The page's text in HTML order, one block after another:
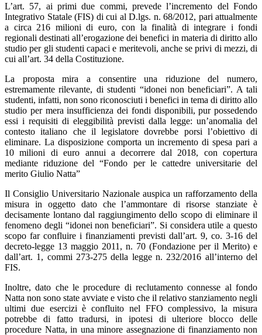
L’art. 57, ai primi due commi, prevede l’incremento del Fondo
Integrativo Statale (FIS) di cui al D.lgs. n. 68/2012, pari attualmente
a circa 216 milioni di euro, con la finalità di integrare i fondi
regionali destinati all’erogazione dei benefici in materia di diritto allo
studio per gli studenti capaci e meritevoli, anche se privi di mezzi, di
cui all’art. 34 della Costituzione.
La proposta mira a consentire una riduzione del numero,
estremamente rilevante, di studenti “idonei non beneficiari”. A tali
studenti, infatti, non sono riconosciuti i benefici in tema di diritto allo
studio per mera insufficienza dei fondi disponibili, pur possedendo
essi i requisiti di eleggibilità previsti dalla legge: un’anomalia del
contesto italiano che il legislatore dovrebbe porsi l’obiettivo di
eliminare. La disposizione comporta un incremento di spesa pari a
10 milioni di euro annui a decorrere dal 2018, con copertura
mediante riduzione del “Fondo per le cattedre universitarie del
merito Giulio Natta”
Il Consiglio Universitario Nazionale auspica un rafforzamento della
misura in oggetto dato che l’ammontare di risorse stanziate è
decisamente lontano dal raggiungimento dello scopo di eliminare il
fenomeno degli “idonei non beneficiari”. Si considera utile a questo
scopo far confluire i finanziamenti previsti dall’art. 9, co. 3-16 del
decreto-legge 13 maggio 2011, n. 70 (Fondazione per il Merito) e
dall’art. 1, commi 273-275 della legge n. 232/2016 all’interno del
FIS.
Inoltre, dato che le procedure di reclutamento connesse al fondo
Natta non sono state avviate e visto che il relativo stanziamento negli
ultimi due esercizi è confluito nel FFO complessivo, la misura
potrebbe di fatto tradursi, in ipotesi di ulteriore blocco delle
procedure Natta, in una minore assegnazione di finanziamento non